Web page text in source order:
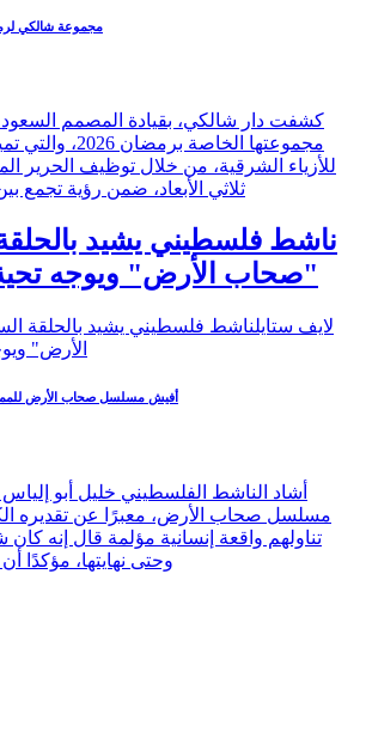
مجموعة شالكي لرمضان 2026 -
كشفت دار شالكي، بقيادة المصمم
مجموعتها الخاصة
للأزياء الشرقية، من خلال توظيف الحرير
ثلاثي الأبعاد، ضمن رؤية تجمع
ناشط فلسطيني يشيد
"صحاب الأرض" ويوجه
أفيش مسلسل صحاب الأرض
أشاد الناشط الفلسطيني خليل أبو
مسلسل صحاب الأرض، معبرًا عن تقديره
تناولهم واقعة إنسانية مؤلمة قال إنه كان
وحتى نهايتها،